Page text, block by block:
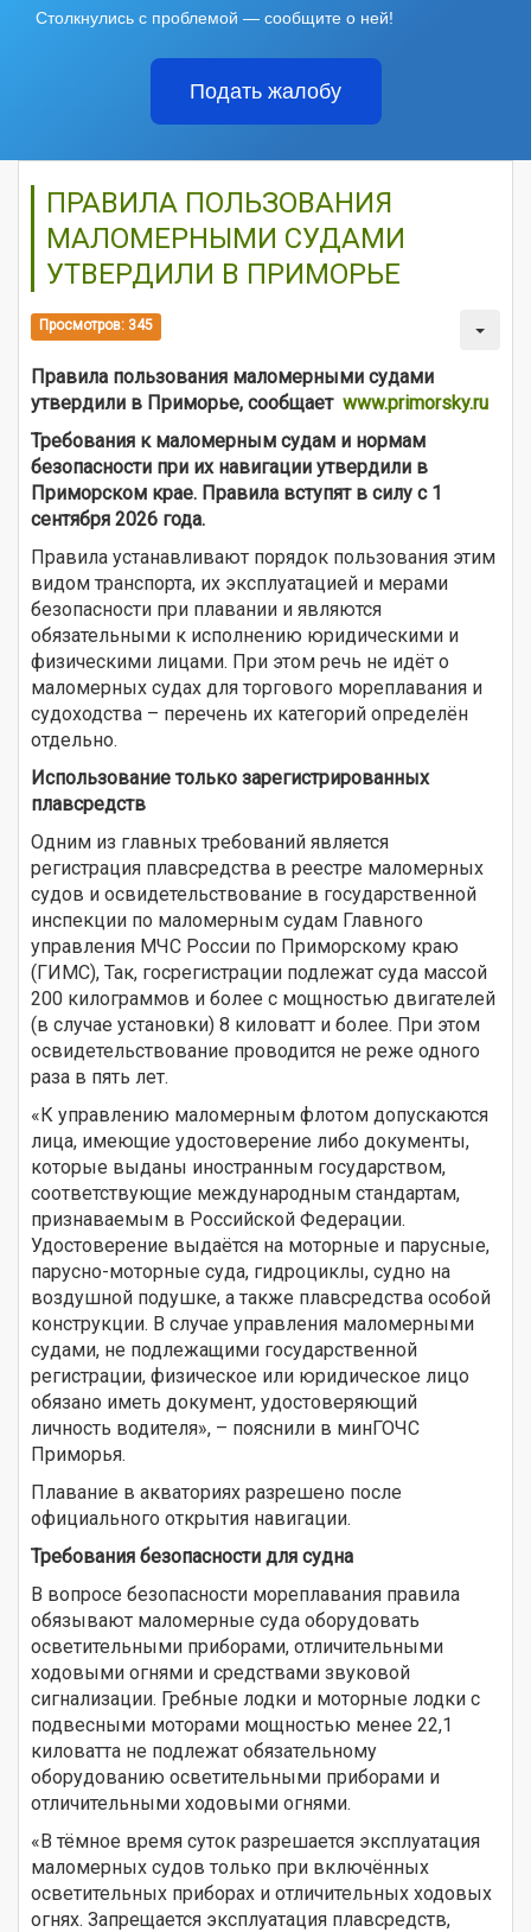
Столкнулись с проблемой — сообщите о ней!
Подать жалобу
ПРАВИЛА ПОЛЬЗОВАНИЯ
МАЛОМЕРНЫМИ СУДАМИ
УТВЕРДИЛИ В ПРИМОРЬЕ
Просмотров: 345
Правила пользования маломерными судами
утвердили в Приморье, сообщает www.primorsky.ru
Требования к маломерным судам и нормам
безопасности при их навигации утвердили в
Приморском крае. Правила вступят в силу с 1
сентября 2026 года.
Правила устанавливают порядок пользования этим
видом транспорта, их эксплуатацией и мерами
безопасности при плавании и являются
обязательными к исполнению юридическими и
физическими лицами. При этом речь не идёт о
маломерных судах для торгового мореплавания и
судоходства – перечень их категорий определён
отдельно.
Использование только зарегистрированных
плавсредств
Одним из главных требований является
регистрация плавсредства в реестре маломерных
судов и освидетельствование в государственной
инспекции по маломерным судам Главного
управления МЧС России по Приморскому краю
(ГИМС), Так, госрегистрации подлежат суда массой
200 килограммов и более с мощностью двигателей
(в случае установки) 8 киловатт и более. При этом
освидетельствование проводится не реже одного
раза в пять лет.
«К управлению маломерным флотом допускаются
лица, имеющие удостоверение либо документы,
которые выданы иностранным государством,
соответствующие международным стандартам,
признаваемым в Российской Федерации.
Удостоверение выдаётся на моторные и парусные,
парусно-моторные суда, гидроциклы, судно на
воздушной подушке, а также плавсредства особой
конструкции. В случае управления маломерными
судами, не подлежащими государственной
регистрации, физическое или юридическое лицо
обязано иметь документ, удостоверяющий
личность водителя», – пояснили в минГОЧС
Приморья.
Плавание в акваториях разрешено после
официального открытия навигации.
Требования безопасности для судна
В вопросе безопасности мореплавания правила
обязывают маломерные суда оборудовать
осветительными приборами, отличительными
ходовыми огнями и средствами звуковой
сигнализации. Гребные лодки и моторные лодки с
подвесными моторами мощностью менее 22,1
киловатта не подлежат обязательному
оборудованию осветительными приборами и
отличительными ходовыми огнями.
«В тёмное время суток разрешается эксплуатация
маломерных судов только при включённых
осветительных приборах и отличительных ходовых
огнях. Запрещается эксплуатация плавсредств,